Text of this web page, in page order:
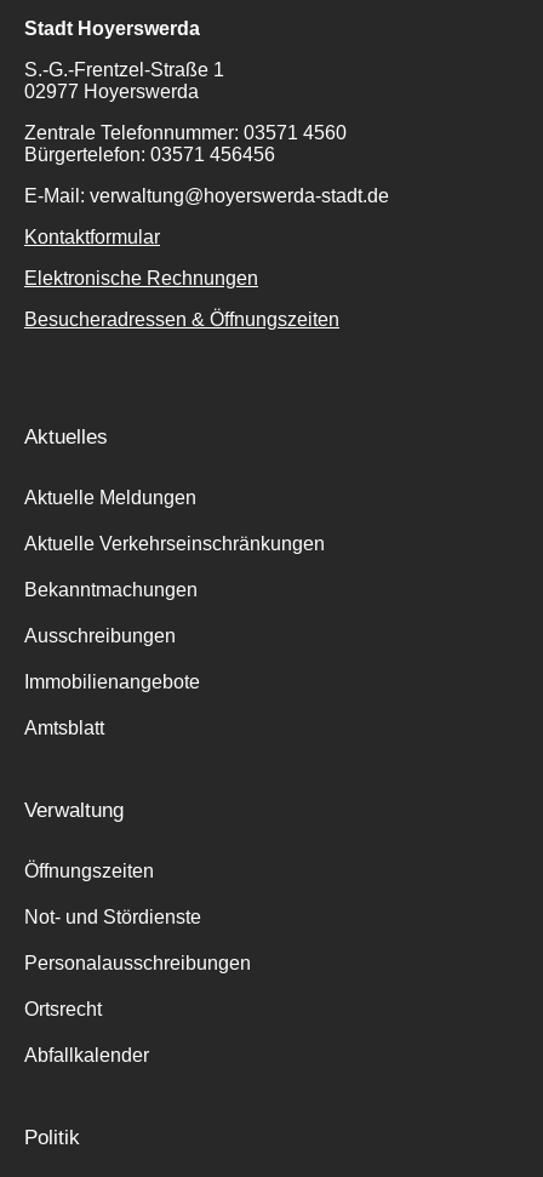
Suche
Stadt Hoyerswerda
S.-G.-Frentzel-Straße 1
02977 Hoyerswerda
Zentrale Telefonnummer: 03571 4560
Bürgertelefon: 03571 456456
E-Mail: verwaltung@hoyerswerda-stadt.de
Kontaktformular
Elektronische Rechnungen
Besucheradressen & Öffnungszeiten
Aktuelles
Aktuelle Meldungen
Aktuelle Verkehrseinschränkungen
Bekanntmachungen
Ausschreibungen
Immobilienangebote
Amtsblatt
Verwaltung
Öffnungszeiten
Not- und Stördienste
Personalausschreibungen
Ortsrecht
Abfallkalender
Politik